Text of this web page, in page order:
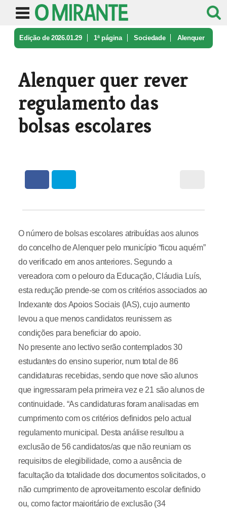
Edição de 2026.01.29 1ª página Sociedade Alenquer
Alenquer quer rever
regulamento das
bolsas escolares
O número de bolsas escolares atribuídas aos alunos
do concelho de Alenquer pelo município “ficou aquém”
do verificado em anos anteriores. Segundo a
vereadora com o pelouro da Educação, Cláudia Luís,
esta redução prende-se com os critérios associados ao
Indexante dos Apoios Sociais (IAS), cujo aumento
levou a que menos candidatos reunissem as
condições para beneficiar do apoio.
No presente ano lectivo serão contemplados 30
estudantes do ensino superior, num total de 86
candidaturas recebidas, sendo que nove são alunos
que ingressaram pela primeira vez e 21 são alunos de
continuidade. “As candidaturas foram analisadas em
cumprimento com os critérios definidos pelo actual
regulamento municipal. Desta análise resultou a
exclusão de 56 candidatos/as que não reuniam os
requisitos de elegibilidade, como a ausência de
facultação da totalidade dos documentos solicitados, o
não cumprimento de aproveitamento escolar definido
ou, como factor maioritário de exclusão (34